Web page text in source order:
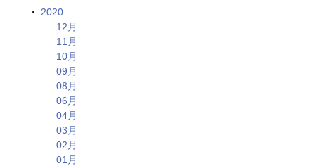
2020
12月
11月
10月
09月
08月
06月
04月
03月
02月
01月